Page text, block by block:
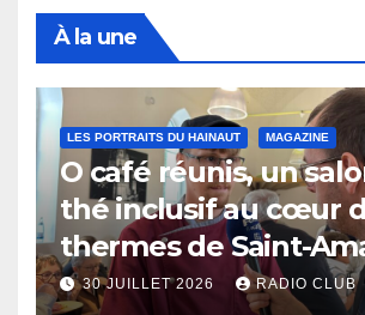
À la une
LES PORTRAITS DU HAINAUT MAGAZINE
O café réunis, un
thé inclusif au cœur
thermes de Saint-
Eaux
30 JUILLET 2026 RADIO CLUB